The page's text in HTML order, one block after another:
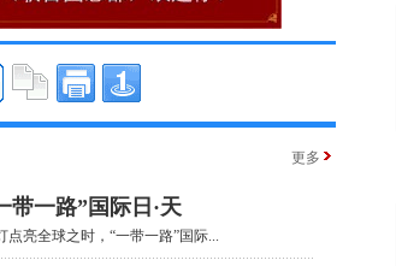
更多
带一路”国际日·天
亮全球之时，“一带一路”国际...